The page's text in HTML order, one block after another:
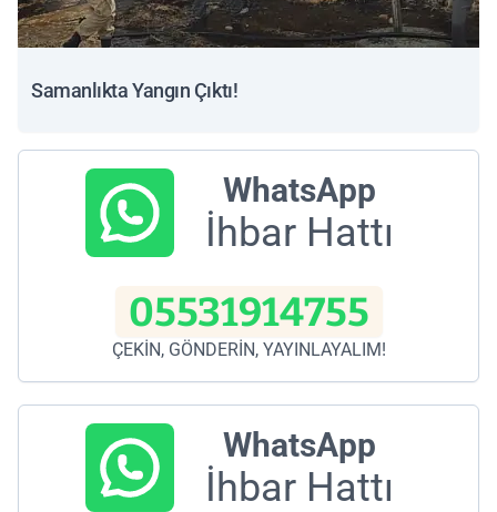
Samanlıkta Yangın Çıktı!
WhatsApp
İhbar Hattı
05531914755
ÇEKİN, GÖNDERİN, YAYINLAYALIM!
WhatsApp
İhbar Hattı